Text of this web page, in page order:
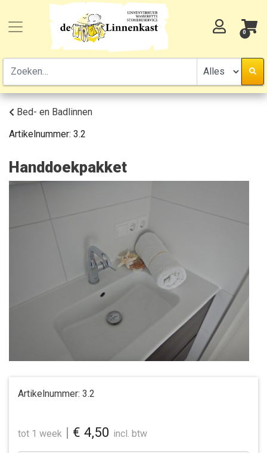
0
Bed- en Badlinnen
Artikelnummer: 3.2
Handdoekpakket
Artikelnummer: 3.2
tot 1 week | € 4,50 incl. btw